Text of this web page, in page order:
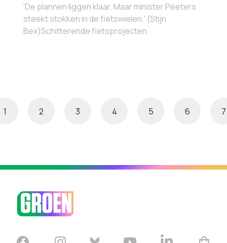
'De plannen liggen klaar. Maar minister Peeters
steekt stokken in de fietswielen.' (Stijn
Bex)Schitterende fietsprojecten...
1 2 3 4 5 6 7